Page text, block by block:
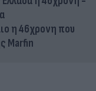
η 46χρονη που
Marfin